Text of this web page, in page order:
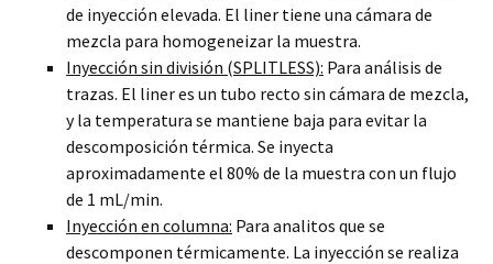
de inyección elevada. El liner tiene una cámara de
mezcla para homogeneizar la muestra.
Inyección sin división (SPLITLESS): Para análisis de
trazas. El liner es un tubo recto sin cámara de mezcla,
y la temperatura se mantiene baja para evitar la
descomposición térmica. Se inyecta
aproximadamente el 80% de la muestra con un flujo
de 1 mL/min.
Inyección en columna: Para analitos que se
descomponen térmicamente. La inyección se realiza